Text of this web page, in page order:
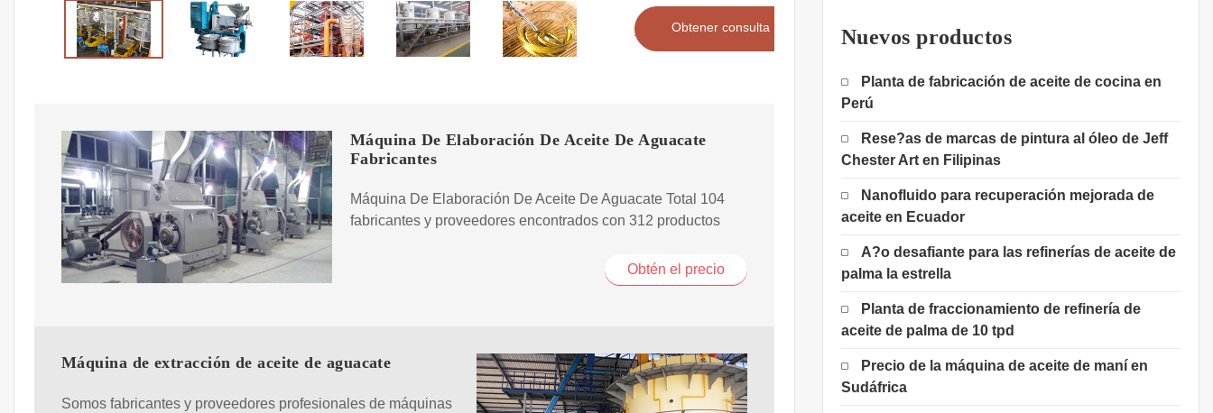
Obtener consulta
Máquina De Elaboración De Aceite De Aguacate
Fabricantes
Máquina De Elaboración De Aceite De Aguacate Total 104
fabricantes y proveedores encontrados con 312 productos
Obtén el precio
Máquina de extracción de aceite de aguacate
Somos fabricantes y proveedores profesionales de máquinas
Nuevos productos
Planta de fabricación de aceite de cocina en
Perú
Rese?as de marcas de pintura al óleo de Jeff
Chester Art en Filipinas
Nanofluido para recuperación mejorada de
aceite en Ecuador
A?o desafiante para las refinerías de aceite de
palma la estrella
Planta de fraccionamiento de refinería de
aceite de palma de 10 tpd
Precio de la máquina de aceite de maní en
Sudáfrica